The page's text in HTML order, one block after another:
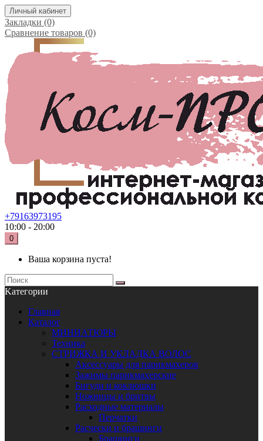
Личный кабинет
Закладки (0)
Сравнение товаров (0)
+79163973195
10:00 - 20:00
0
Ваша корзина пуста!
Kатегории
Главная
Каталог
МИНИАТЮРЫ
Техника
СТРИЖКА И УКЛАДКА ВОЛОС
Аксессуары для парикмахеров
Зажимы парикмахерские
Бигуди и коклюшки
Ножницы и бритвы
Расходные материалы
Перчатки
Расчески и брашинги
Брашинги